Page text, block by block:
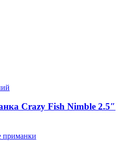
Crazy Fish Nimble 2.5″
приманки